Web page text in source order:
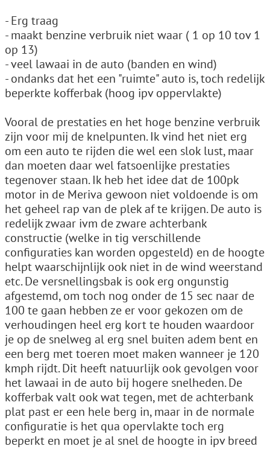
- Erg traag
- maakt benzine verbruik niet waar ( 1 op 10 tov 1
op 13)
- veel lawaai in de auto (banden en wind)
- ondanks dat het een "ruimte" auto is, toch redelijk
beperkte kofferbak (hoog ipv oppervlakte)
Vooral de prestaties en het hoge benzine verbruik
zijn voor mij de knelpunten. Ik vind het niet erg
om een auto te rijden die wel een slok lust, maar
dan moeten daar wel fatsoenlijke prestaties
tegenover staan. Ik heb het idee dat de 100pk
motor in de Meriva gewoon niet voldoende is om
het geheel rap van de plek af te krijgen. De auto is
redelijk zwaar ivm de zware achterbank
constructie (welke in tig verschillende
configuraties kan worden opgesteld) en de hoogte
helpt waarschijnlijk ook niet in de wind weerstand
etc. De versnellingsbak is ook erg ongunstig
afgestemd, om toch nog onder de 15 sec naar de
100 te gaan hebben ze er voor gekozen om de
verhoudingen heel erg kort te houden waardoor
je op de snelweg al erg snel buiten adem bent en
een berg met toeren moet maken wanneer je 120
kmph rijdt. Dit heeft natuurlijk ook gevolgen voor
het lawaai in de auto bij hogere snelheden. De
kofferbak valt ook wat tegen, met de achterbank
plat past er een hele berg in, maar in de normale
configuratie is het qua opervlakte toch erg
beperkt en moet je al snel de hoogte in ipv breed